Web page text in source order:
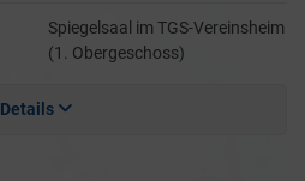
Spiegelsaal im TGS-Vereinsheim
(1. Obergeschoss)
Details